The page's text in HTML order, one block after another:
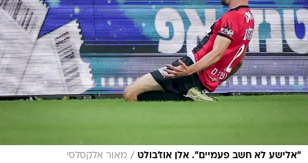
"אלישע לא חשב פעמיים". אלן אוז'בולט / מאור אלקסלסי